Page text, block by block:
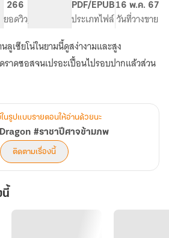
266
ยอดวิวระดับเนื้อหา
PDF/EPUB
ประเภทไฟล์
16 พ.ค. 67
วันที่วางขาย
ลูเซียโน่ในยามนี้ดูสง่างามและสูง
าดซอสจนเปรอะเปื้อนไปรอบปากแล้วส่วน
ในรูปแบบรายตอนให้อ่านด้วยนะ
#ราชาปีศาจข้ามภพ
ติดตามเรื่องนี้
นี้